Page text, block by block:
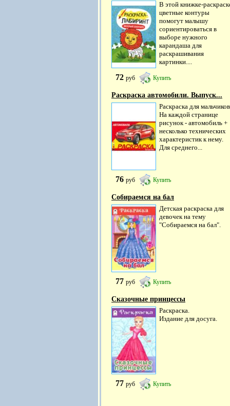
В этой книжке-
цветные контуры
помогут малышу
сориентироваться в
выборе нужного
карандаша для
раскрашивания
картинки....
72 руб Купить
Раскраска автомобили. Выпуск...
Раскраска для
На каждой странице
рисунок - автомобиль +
несколько технических
характеристик к нему.
Для среднего...
76 руб Купить
Собираемся на бал
Детская раскраска для
девочек на тему
"Собираемся на бал".
77 руб Купить
Сказочные принцессы
Раскраска.
Издание для досуга.
77 руб Купить